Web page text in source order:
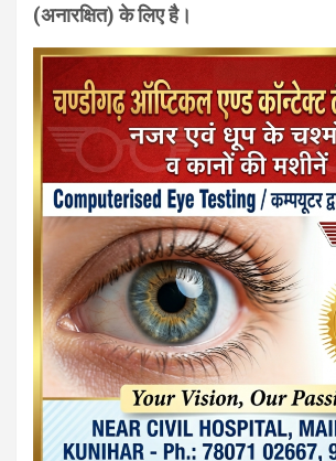
(अनारक्षित) के लिए है।